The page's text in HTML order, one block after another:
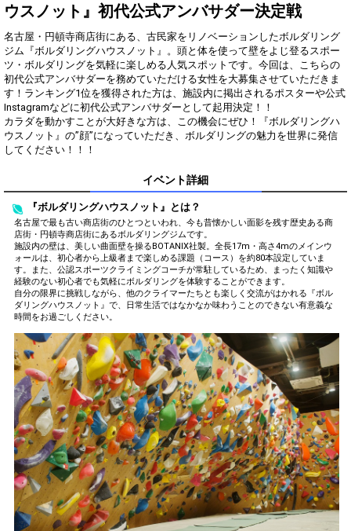
Gifting
Throw gifts to the stage and join
the live performance.
First, try throwing free Stars
(once a day)! You can also charge
Show Gold to purchase gifts
(available from 1 JPY)! When you
continue to send gifts to the
performer(s), the performer's
popularity ranking and your
To cheer on performers, you can
To send performers paid items,
you must use Show Gold.
Comments
You can post comments. Please
refrain from posting comments
that may offend performers or
other users.
Close
ウスノット』初代公式アンバサダー決定戦
名古屋・円頓寺商店街にある、古民家をリノベーションしたボルダリング
ジム『ボルダリングハウスノット』。頭と体を使って壁をよじ登るスポー
ツ・ボルダリングを気軽に楽しめる人気スポットです。今回は、こちらの
初代公式アンバサダーを務めていただける女性を大募集させていただきま
す！ランキング1位を獲得された方は、施設内に掲出されるポスターや公式
Instagramなどに初代公式アンバサダーとして起用決定！！
カラダを動かすことが大好きな方は、この機会にぜひ！『ボルダリングハ
ウスノット』の”顔”になっていただき、ボルダリングの魅力を世界に発信
してください！！！
イベント詳細
『ボルダリングハウスノット』とは？
名古屋で最も古い商店街のひとつといわれ、今も昔懐かしい面影を残す歴史ある商
店街・円頓寺商店街にあるボルダリングジムです。
施設内の壁は、美しい曲面壁を操るBOTANIX社製。全長17m・高さ4mのメインウ
ォールは、初心者から上級者まで楽しめる課題（コース）を約80本設定していま
す。また、公認スポーツクライミングコーチが常駐しているため、まったく知識や
経験のない初心者でも気軽にボルダリングを体験することができます。
自分の限界に挑戦しながら、他のクライマーたちとも楽しく交流がはかれる『ボル
ダリングハウスノット』で、日常生活ではなかなか味わうことのできない有意義な
時間をお過ごしください。